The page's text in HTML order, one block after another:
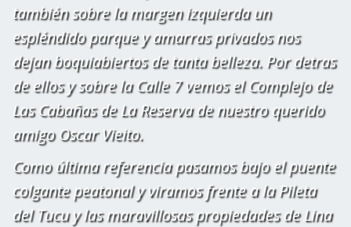
también sobre la margen izquierda un
espléndido parque y amarras privados nos
dejan boquiabiertos de tanta belleza. Por detras
de ellos y sobre la Calle 7 vemos el Complejo de
Las Cabañas de La Reserva de nuestro querido
amigo Oscar Vieito.
Como última referencia pasamos bajo el puente
colgante peatonal y viramos frente a la Pileta
del Tucu y las maravillosas propiedades de Lina